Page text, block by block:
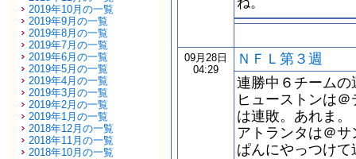
2019年10月の一覧
2019年9月の一覧
2019年8月の一覧
2019年7月の一覧
2019年6月の一覧
2019年5月の一覧
2019年4月の一覧
2019年3月の一覧
2019年2月の一覧
2019年1月の一覧
2018年12月の一覧
2018年11月の一覧
2018年10月の一覧
09月28日
04:29
ＮＦＬ第３週
連勝中６チーム
ヒューストンは
は連敗。あれま。
アトランタは＠
ぱんにやっつけ